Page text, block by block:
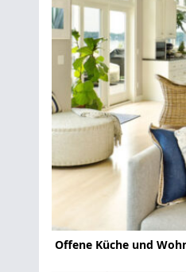
Offene Küche und